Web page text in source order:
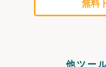
無料
他ツー